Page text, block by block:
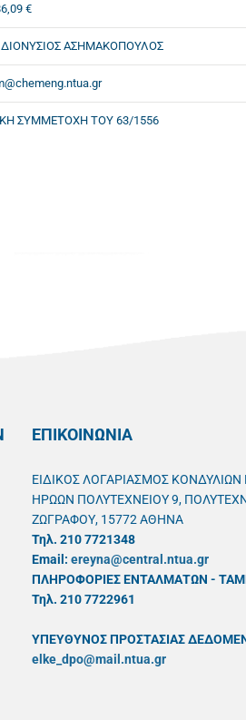
€
ΑΣΗΜΑΚΟΠΟΥΛΟΣ
ΣΥΜΜΕΤΟΧΗ ΤΟΥ 63/1556
ΕΠΙΚΟΙΝΩΝΙΑ
ΕΙΔΙΚΟΣ ΛΟΓΑΡΙΑΣΜΟΣ
ΗΡΩΩΝ ΠΟΛΥΤΕΧΝΕΙΟΥ 9,
ΖΩΓΡΑΦΟΥ, 15772 ΑΘΗΝΑ
Τηλ. 210 7721348
Email: ereyna@central.ntua.gr
ΠΛΗΡΟΦΟΡΙΕΣ ΕΝΤΑΛΜΑΤΩΝ -
Τηλ. 210 7722961
ΥΠΕΥΘYΝΟΣ ΠΡΟΣΤΑΣΙΑΣ
elke_dpo@mail.ntua.gr